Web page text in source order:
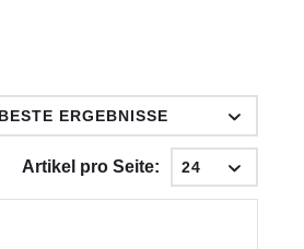
Artikel pro Seite: